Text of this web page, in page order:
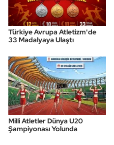
Türkiye Avrupa Atletizm'de
33 Madalyaya Ulaştı
Milli Atletler Dünya U20
Şampiyonası Yolunda
Wushu Kungfu
Yelken
Yüzme